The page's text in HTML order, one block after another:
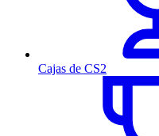
Cajas de CS2